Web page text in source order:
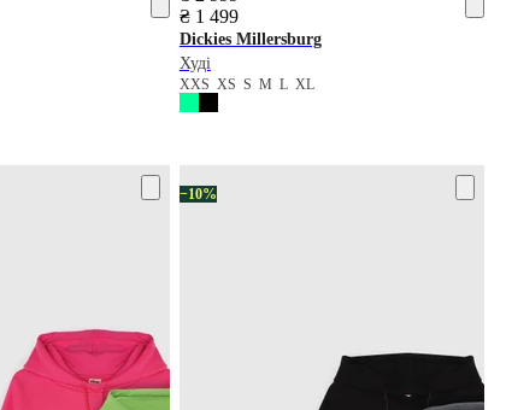
₴ 1 499
DickiesMillersburg
Худі
XXS XS S M L XL
−10%